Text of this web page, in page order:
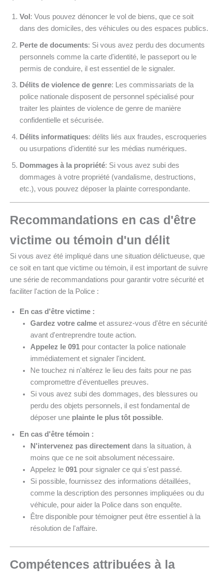
Vol : Vous pouvez dénoncer le vol de biens, que ce soit
dans des domiciles, des véhicules ou des espaces publics.
Perte de documents: Si vous avez perdu des documents
personnels comme la carte d'identité, le passeport ou le
permis de conduire, il est essentiel de le signaler.
Délits de violence de genre: Les commissariats de la
police nationale disposent de personnel spécialisé pour
traiter les plaintes de violence de genre de manière
confidentielle et sécurisée.
Délits informatiques: délits liés aux fraudes, escroqueries
ou usurpations d'identité sur les médias numériques.
Dommages à la propriété: Si vous avez subi des
dommages à votre propriété (vandalisme, destructions,
etc.), vous pouvez déposer la plainte correspondante.
Recommandations en cas d'être
victime ou témoin d'un délit
Si vous avez été impliqué dans une situation délictueuse, que
ce soit en tant que victime ou témoin, il est important de suivre
une série de recommandations pour garantir votre sécurité et
faciliter l'action de la Police :
En cas d'être victime :
Gardez votre calmeet assurez-vous d'être en sécurité
avant d'entreprendre toute action.
Appelez le 091pour contacter la police nationale
immédiatement et signaler l'incident.
Ne touchez ni n'altérez le lieu des faits pour ne pas
compromettre d'éventuelles preuves.
Si vous avez subi des dommages, des blessures ou
perdu des objets personnels, il est fondamental de
déposer une plainte le plus tôt possible.
En cas d'être témoin :
N'intervenez pas directementdans la situation, à
moins que ce ne soit absolument nécessaire.
Appelez le 091pour signaler ce qui s'est passé.
Si possible, fournissez des informations détaillées,
comme la description des personnes impliquées ou du
véhicule, pour aider la Police dans son enquête.
Être disponible pour témoigner peut être essentiel à la
résolution de l'affaire.
Compétences attribuées à la